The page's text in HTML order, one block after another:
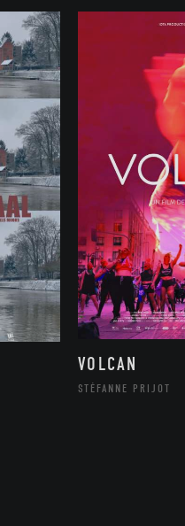
VOLCAN
STÉFANNE PRIJOT